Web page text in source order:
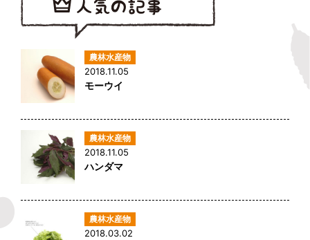
2018.11.05
モーウイ
2018.11.05
ハンダマ
2018.03.02